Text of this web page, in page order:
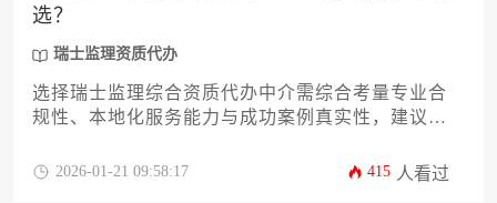
选？
瑞士监理资质代办
选择瑞士监理综合资质代办中介需综合考量专业合
规性、本地化服务能力与成功案例真实性，建议通
2026-01-21 09:58:17 415 人看过